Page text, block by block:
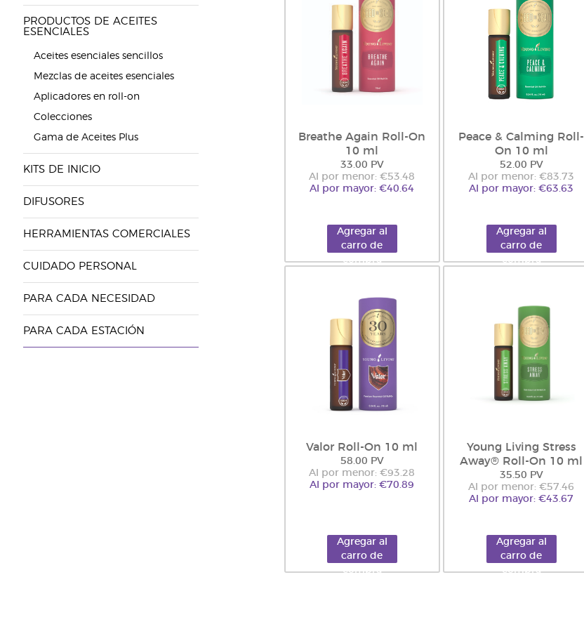
PRODUCTOS DE ACEITES
ESENCIALES
Aceites esenciales sencillos
Mezclas de aceites esenciales
Aplicadores en roll-on
Colecciones
Gama de Aceites Plus
KITS DE INICIO
DIFUSORES
HERRAMIENTAS COMERCIALES
CUIDADO PERSONAL
PARA CADA NECESIDAD
PARA CADA ESTACIÓN
Breathe Again Roll-On
10 ml
33.00 PV
Al por menor: €53.48
Al por mayor: €40.64
Agregar al
carro de
compra
Peace & Calming Roll-
On 10 ml
52.00 PV
Al por menor: €83.73
Al por mayor: €63.63
Agregar al
carro de
compra
Valor Roll-On 10 ml
58.00 PV
Al por menor: €93.28
Al por mayor: €70.89
Agregar al
carro de
compra
Young Living Stress
Away® Roll-On 10 ml
35.50 PV
Al por menor: €57.46
Al por mayor: €43.67
Agregar al
carro de
compra